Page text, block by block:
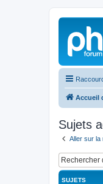
Accueil
Sujets
Aller sur la
SUJETS